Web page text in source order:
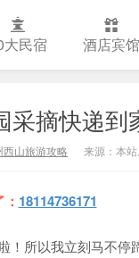
大民宿 酒店宾馆
采摘快递到
西山旅游攻略 来源：本
18114736171
所以我立刻马不